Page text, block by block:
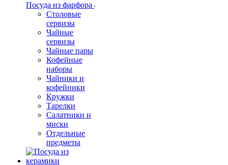
Посуда из фарфора
Столовые
сервизы
Чайные
сервизы
Чайные пары
Кофейные
наборы
Чайники и
кофейники
Кружки
Тарелки
Салатники и
миски
Отдельные
предметы